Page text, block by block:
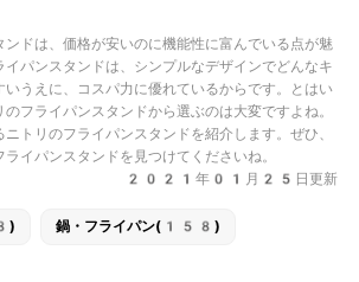
ンドは、価格が安いのに機能性に富んでいる点が魅
イパンスタンドは、シンプルなデザインでどんなキ
いうえに、コスパ力に優れているからです。とはい
フライパンスタンドから選ぶのは大変ですよね。
トリのフライパンスタンドを紹介します。ぜひ、
イパンスタンドを見つけてくださいね。
2021年01月25日更新
鍋・フライパン(158)